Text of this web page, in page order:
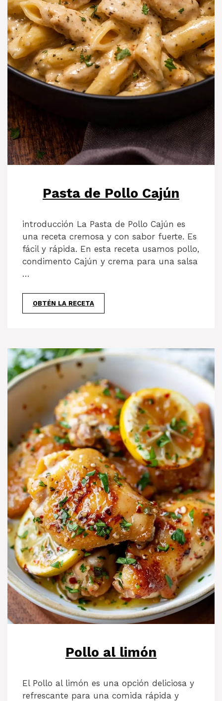
Pasta de Pollo Cajún
introducción La Pasta de Pollo Cajún es
una receta cremosa y con sabor fuerte. Es
fácil y rápida. En esta receta usamos pollo,
condimento Cajún y crema para una salsa
…
OBTÉN LA RECETA
Pollo al limón
El Pollo al limón es una opción deliciosa y
refrescante para una comida rápida y